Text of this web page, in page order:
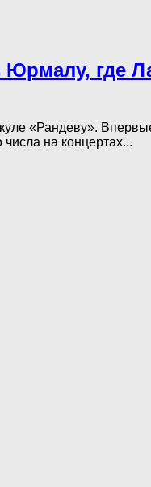
где
«Рандеву».
на концертах...